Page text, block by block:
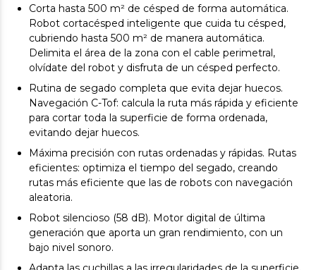
Corta hasta 500 m² de césped de forma automática.
Robot cortacésped inteligente que cuida tu césped,
cubriendo hasta 500 m² de manera automática.
Delimita el área de la zona con el cable perimetral,
olvídate del robot y disfruta de un césped perfecto.
Rutina de segado completa que evita dejar huecos.
Navegación C-Tof: calcula la ruta más rápida y eficiente
para cortar toda la superficie de forma ordenada,
evitando dejar huecos.
Máxima precisión con rutas ordenadas y rápidas. Rutas
eficientes: optimiza el tiempo del segado, creando
rutas más eficiente que las de robots con navegación
aleatoria.
Robot silencioso (58 dB). Motor digital de última
generación que aporta un gran rendimiento, con un
bajo nivel sonoro.